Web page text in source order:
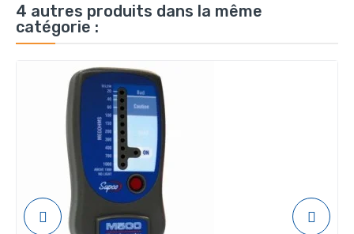
4 autres produits dans la même
catégorie :